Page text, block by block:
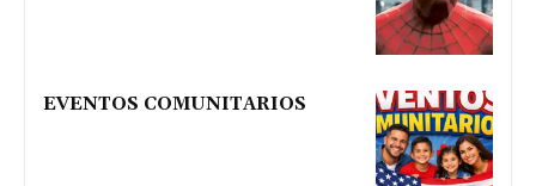
EVENTOS COMUNITARIOS